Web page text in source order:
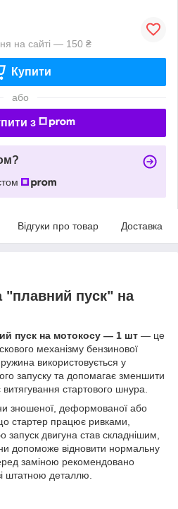
на сайті — 150 ₴
Купити
або
з
Відгуки про товар Доставка
"плавний пуск" на
пуск на мотокосу — 1 шт — це
механізму бензинової
використовується у
запуску та допомагає зменшити
витягування стартового шнура.
зношеної, деформованої або
стартер працює ривками,
запуск двигуна став складнішим,
допоможе відновити нормальну
заміною рекомендовано
штатною деталлю.